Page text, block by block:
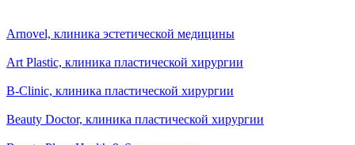
Arnovel, клиника эстетической медицины
Art Plastic, клиника пластической хирургии
B-Clinic, клиника пластической хирургии
Beauty Doctor, клиника пластической хирургии